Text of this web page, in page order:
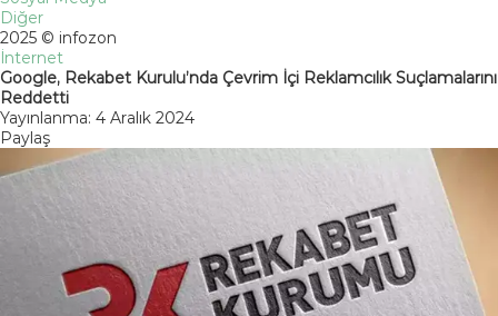
Diğer
2025 © infozon
İnternet
Google, Rekabet Kurulu’nda Çevrim İçi Reklamcılık Suçlamalarını
Reddetti
Yayınlanma: 4 Aralık 2024
Paylaş